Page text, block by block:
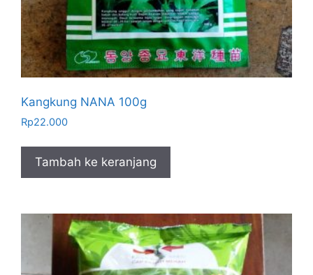
Kangkung NANA 100g
Rp22.000
Tambah ke keranjang